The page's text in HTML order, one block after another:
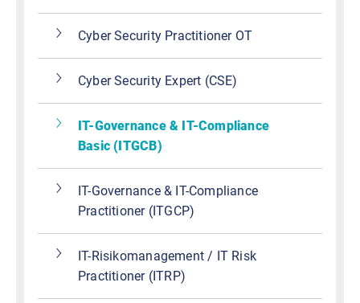
Cyber Security Practitioner OT
Cyber Security Expert (CSE)
IT-Governance & IT-Compliance
Basic (ITGCB)
IT-Governance & IT-Compliance
Practitioner (ITGCP)
IT-Risikomanagement / IT Risk
Practitioner (ITRP)